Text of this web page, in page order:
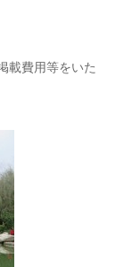
載費用等をいた